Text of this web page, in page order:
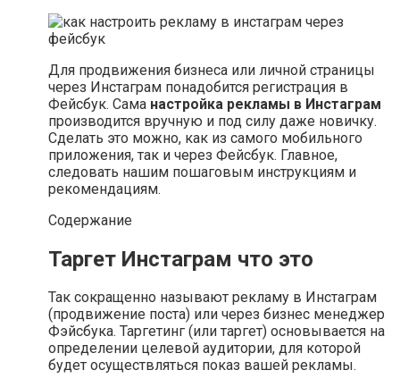
Для продвижения бизнеса или личной страницы
через Инстаграм понадобится регистрация в
Фейсбук. Сама настройка рекламы в Инстаграм
производится вручную и под силу даже новичку.
Сделать это можно, как из самого мобильного
приложения, так и через Фейсбук. Главное,
следовать нашим пошаговым инструкциям и
рекомендациям.
Содержание
Таргет Инстаграм что это
Так сокращенно называют рекламу в Инстаграм
(продвижение поста) или через бизнес менеджер
Фэйсбука. Таргетинг (или таргет) основывается на
определении целевой аудитории, для которой
будет осуществляться показ вашей рекламы.